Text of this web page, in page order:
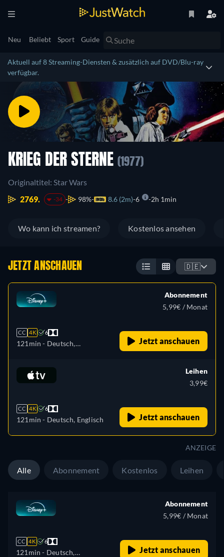
Neu Beliebt Sport Guide
Aktuell auf 8 Streaming-Diensten & zusätzlich auf DVD/Blu-ray
verfügbar.
KRIEG DER STERNE (1977)
Originaltitel: Star Wars
2769.
-34 98% 8.6 (2m) 6 2h 1min
Wo kann ich streamen? Kostenlos ansehen
JETZT ANSCHAUEN 🇩🇪
CC 4K 6
121min - Deutsch,
Spanisch, Spanisch
(Lateinamerika), Französisch,
Japanisch, Koreanisch,
Polnisch, Portugiesisch
Abonnement
5,99€ / Monat
Jetzt anschauen
CC 4K 6
121min - Deutsch, Englisch
Leihen
3,99€
Jetzt anschauen
ANZEIGE
Alle Abonnement Kostenlos Leihen
CC 4K 6
121min - Deutsch,
Abonnement
5,99€ / Monat
Jetzt anschauen